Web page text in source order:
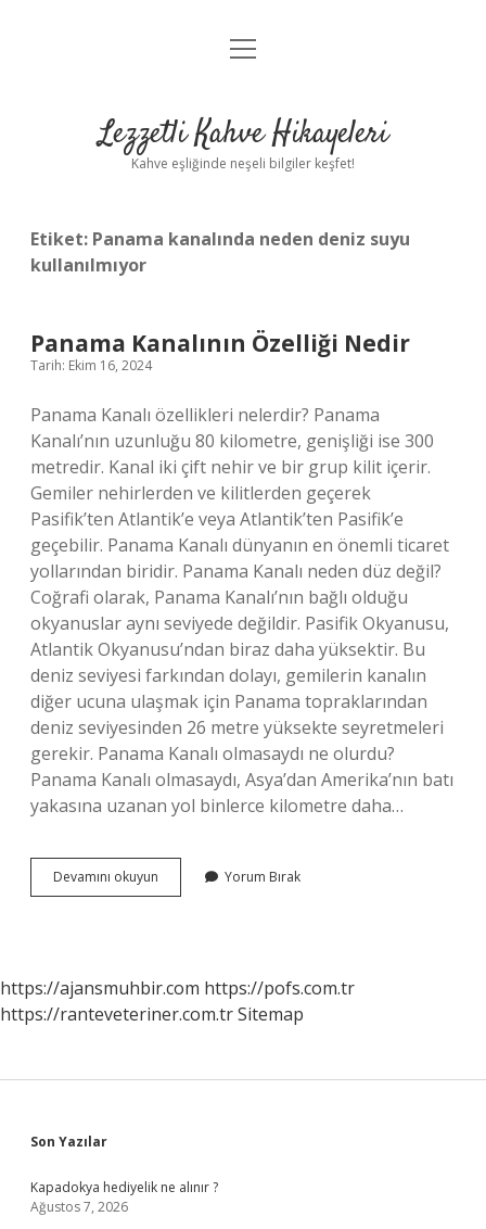
Anasayfa
Yasal Uyarı
menüyü
Lezzetli Kahve Hikayeleri
Kahve eşliğinde neşeli bilgiler keşfet!
Etiket: Panama kanalında neden deniz suyu
kullanılmıyor
Panama Kanalının Özelliği Nedir
Tarih: Ekim 16, 2024
Panama Kanalı özellikleri nelerdir? Panama
Kanalı’nın uzunluğu 80 kilometre, genişliği ise 300
metredir. Kanal iki çift nehir ve bir grup kilit içerir.
Gemiler nehirlerden ve kilitlerden geçerek
Pasifik’ten Atlantik’e veya Atlantik’ten Pasifik’e
geçebilir. Panama Kanalı dünyanın en önemli ticaret
yollarından biridir. Panama Kanalı neden düz değil?
Coğrafi olarak, Panama Kanalı’nın bağlı olduğu
okyanuslar aynı seviyede değildir. Pasifik Okyanusu,
Atlantik Okyanusu’ndan biraz daha yüksektir. Bu
deniz seviyesi farkından dolayı, gemilerin kanalın
diğer ucuna ulaşmak için Panama topraklarından
deniz seviyesinden 26 metre yüksekte seyretmeleri
gerekir. Panama Kanalı olmasaydı ne olurdu?
Panama Kanalı olmasaydı, Asya’dan Amerika’nın batı
yakasına uzanan yol binlerce kilometre daha…
Devamını okuyun Panama
Kanalının
Yorum Bırak
https://ajansmuhbir.com https://pofs.com.tr
https://ranteveteriner.com.trSitemap
Sidebar
Son Yazılar
Kapadokya hediyelik ne alınır ?
Ağustos 7, 2026